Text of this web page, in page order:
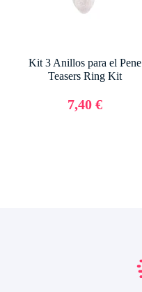
Kit 3 Anillos para el Pene
Teasers Ring Kit
7,40 €